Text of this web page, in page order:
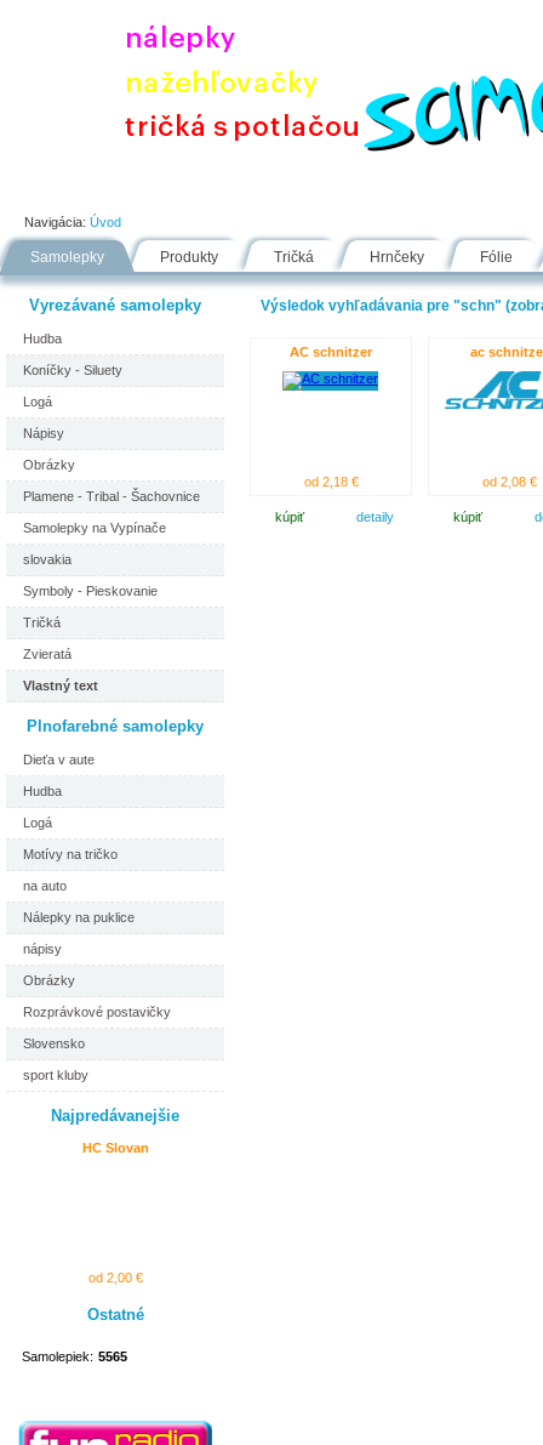
Navigácia: Úvod
Samolepky Produkty Tričká Hrnčeky Fólie
Vyrezávané samolepky
Hudba
Koníčky - Siluety
Logá
Nápisy
Obrázky
Plamene - Tribal - Šachovnice
Samolepky na Vypínače
slovakia
Symboly - Pieskovanie
Tričká
Zvieratá
Vlastný text
Plnofarebné samolepky
Dieťa v aute
Hudba
Logá
Motívy na tričko
na auto
Nálepky na puklice
nápisy
Obrázky
Rozprávkové postavičky
Slovensko
sport kluby
Najpredávanejšie
HC Slovan
od 2,00 €
Ostatné
Samolepiek: 5565
Výsledok vyhľadávania pre "schn"
AC schnitzer
od 2,18 €
kúpiť detaily
ac
od 2,08 €
kúpiť